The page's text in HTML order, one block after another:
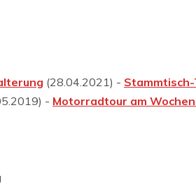
(28.04.2021) -
- Motorradtour am